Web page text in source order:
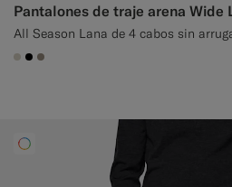
Pantalones de traje arena Wide
All Season Lana de 4 cabos sin
#D7D1C3
#000000
#9B8F81